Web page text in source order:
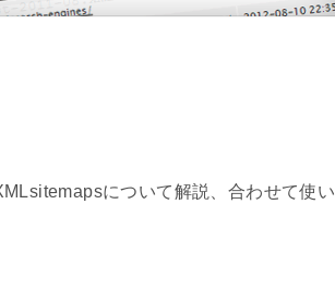
について解説、合わせて使い